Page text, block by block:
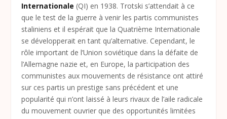
Internationale (QI) en 1938. Trotski s’attendait à ce
que le test de la guerre à venir les partis communistes
staliniens et il espérait que la Quatrième Internationale
se développerait en tant qu’alternative. Cependant, le
rôle important de l’Union soviétique dans la défaite de
l’Allemagne nazie et, en Europe, la participation des
communistes aux mouvements de résistance ont attiré
sur ces partis un prestige sans précédent et une
popularité qui n’ont laissé à leurs rivaux de l’aile radicale
du mouvement ouvrier que des opportunités limitées